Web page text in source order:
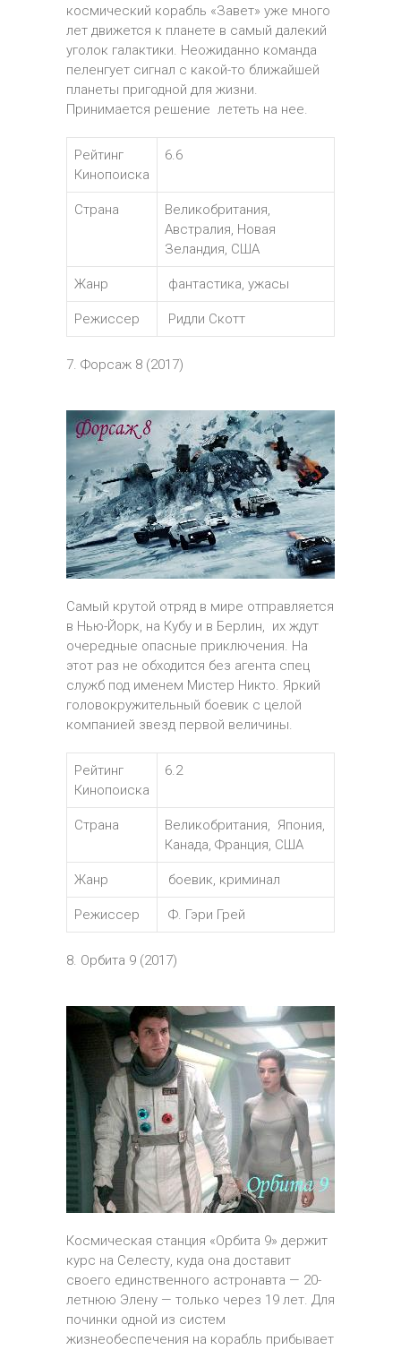
космический корабль «Завет» уже много
лет движется к планете в самый далекий
уголок галактики. Неожиданно команда
пеленгует сигнал с какой-то ближайшей
планеты пригодной для жизни.
Принимается решение лететь на нее.
Рейтинг
Кинопоиска
6.6
Страна
Великобритания,
Австралия, Новая
Зеландия, США
Жанр фантастика, ужасы
Режиссер Ридли Скотт
7. Форсаж 8 (2017)
Самый крутой отряд в мире отправляется
в Нью-Йорк, на Кубу и в Берлин, их ждут
очередные опасные приключения. На
этот раз не обходится без агента спец
служб под именем Мистер Никто. Яркий
головокружительный боевик с целой
компанией звезд первой величины.
Рейтинг
Кинопоиска
6.2
Страна
Великобритания, Япония,
Канада, Франция, США
Жанр боевик, криминал
Режиссер Ф. Гэри Грей
8. Орбита 9 (2017)
Космическая станция «Орбита 9» держит
курс на Селесту, куда она доставит
своего единственного астронавта — 20-
летнюю Элену — только через 19 лет. Для
починки одной из систем
жизнеобеспечения на корабль прибывает